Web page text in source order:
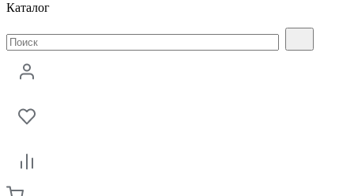
Каталог